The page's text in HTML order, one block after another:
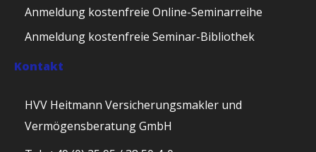
Anmeldung kostenfreie Online-Seminarreihe
Anmeldung kostenfreie Seminar-Bibliothek
Kontakt
HVV Heitmann Versicherungsmakler und
Vermögensberatung GmbH